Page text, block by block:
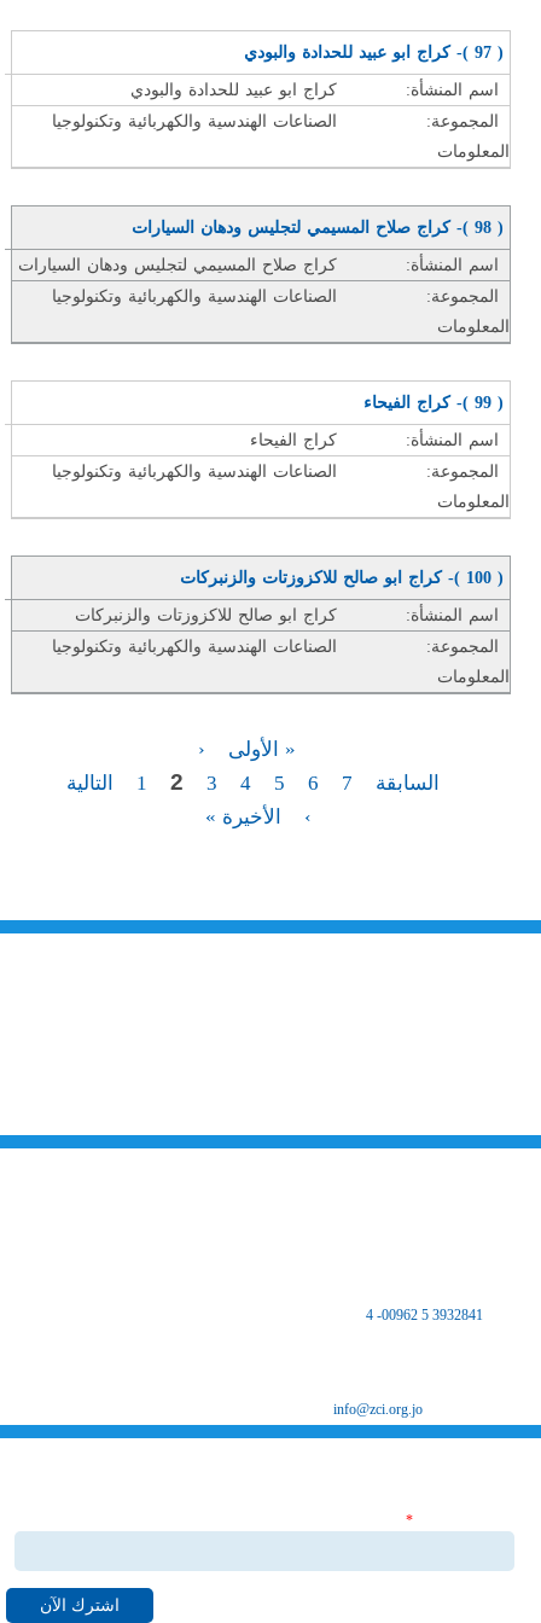
( 97 )- كراج ابو عبيد للحدادة والبودي
اسم المنشأة:
كراج ابو عبيد للحدادة والبودي
المجموعة:
الصناعات الهندسية والكهربائية وتكنولوجيا
المعلومات
( 98 )- كراج صلاح المسيمي لتجليس ودهان السيارات
اسم المنشأة:
كراج صلاح المسيمي لتجليس ودهان السيارات
المجموعة:
الصناعات الهندسية والكهربائية وتكنولوجيا
المعلومات
( 99 )- كراج الفيحاء
اسم المنشأة:
كراج الفيحاء
المجموعة:
الصناعات الهندسية والكهربائية وتكنولوجيا
المعلومات
( 100 )- كراج ابو صالح للاكزوزتات والزنبركات
اسم المنشأة:
كراج ابو صالح للاكزوزتات والزنبركات
المجموعة:
الصناعات الهندسية والكهربائية وتكنولوجيا
المعلومات
« الأولى
‹
السابقة
1 2 3 4 5 6 7
التالية
›
الأخيرة »
‏البريد الإلكتروني ‏*
3932841 5 00962- 4
info@zci.org.jo